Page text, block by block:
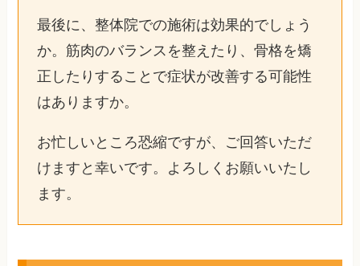
最後に、整体院での施術は効果的でしょう
か。筋肉のバランスを整えたり、骨格を矯
正したりすることで症状が改善する可能性
はありますか。
お忙しいところ恐縮ですが、ご回答いただ
けますと幸いです。よろしくお願いいたし
ます。